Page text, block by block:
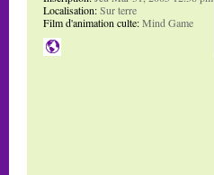
Localisation:Sur terre
Film d'animation culte:Mind Game